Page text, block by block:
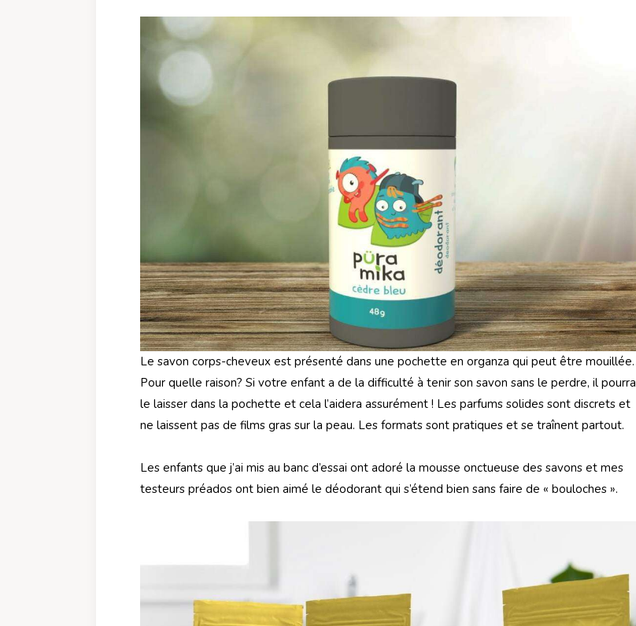
Le savon corps-cheveux est présenté dans une pochette en organza qui peut être mouillée.
Pour quelle raison? Si votre enfant a de la difficulté à tenir son savon sans le perdre, il pourra
le laisser dans la pochette et cela l’aidera assurément ! Les parfums solides sont discrets et
ne laissent pas de films gras sur la peau. Les formats sont pratiques et se traînent partout.
Les enfants que j’ai mis au banc d’essai ont adoré la mousse onctueuse des savons et mes
testeurs préados ont bien aimé le déodorant qui s’étend bien sans faire de « bouloches ».